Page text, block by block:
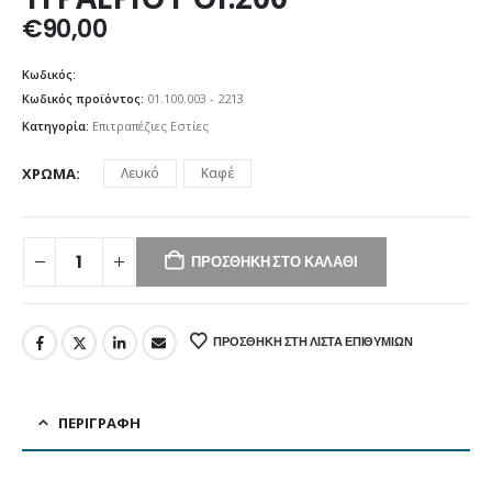
€90,00
Κωδικός:
Κωδικός προϊόντος: 01.100.003 - 2213
Κατηγορία: Επιτραπέζιες Εστίες
ΧΡΏΜΑ Λευκό Καφέ
ΠΡΟΣΘΉΚΗ ΣΤΟ ΚΑΛΆΘΙ
ΠΡΟΣΘΉΚΗ ΣΤΗ ΛΊΣΤΑ ΕΠΙΘΥΜΙΏΝ
ΠΕΡΙΓΡΑΦΉ